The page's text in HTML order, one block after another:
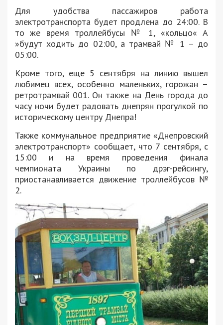
Для удобства пассажиров работа
электротранспорта будет продлена до 24:00. В
то же время троллейбусы № 1, «кольцо« А
»будут ходить до 02:00, а трамвай № 1 – до
05:00.
Кроме того, еще 5 сентября на линию вышел
любимец всех, особенно маленьких, горожан –
ретротрамвай 001. Он также на День города до
часу ночи будет радовать днепрян прогулкой по
историческому центру Днепра!
Также коммунальное предприятие «Днепровский
электротранспорт» сообщает, что 7 сентября, с
15:00 и на время проведения финала
чемпионата Украины по дрэг-рейсингу,
приостанавливается движение троллейбусов №
2.